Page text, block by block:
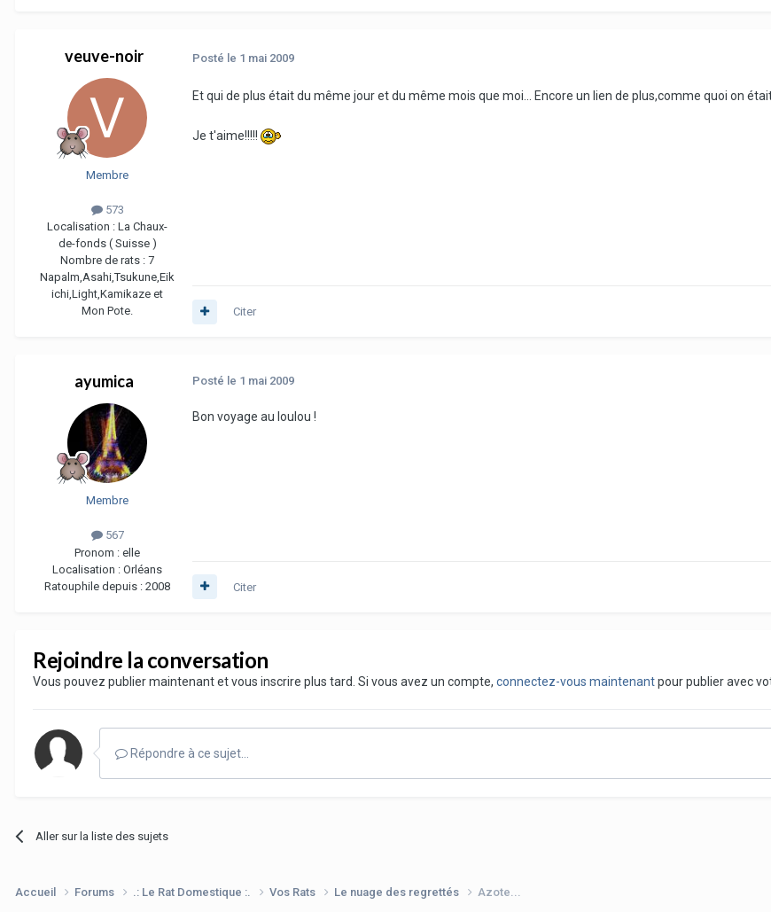
veuve-noir
Membre
573
Localisation : La Chaux-
de-fonds ( Suisse )
Nombre de rats : 7
Napalm,Asahi,Tsukune,Eik
ichi,Light,Kamikaze et
Mon Pote.
Posté le 1 mai 2009
Et qui de plus était du même jour et du même mois que moi... Encore un lien de plus,comme quoi on
Je t'aime!!!!!
Citer
ayumica
Membre
567
Pronom : elle
Localisation : Orléans
Ratouphile depuis : 2008
Posté le 1 mai 2009
Bon voyage au loulou !
Citer
Rejoindre la conversation
Vous pouvez publier maintenant et vous inscrire plus tard. Si vous avez un compte, connectez-vous maintenantpour publier avec
Répondre à ce sujet…
Aller sur la liste des sujets
Accueil Forums .: Le Rat Domestique :. Vos Rats Le nuage des regrettés Azote...